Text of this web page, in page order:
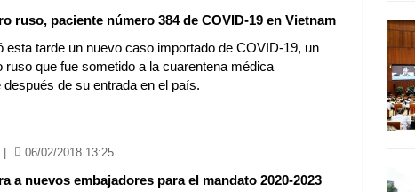
ruso, paciente número 384 de COVID-19 en Vietnam
esta tarde un nuevo caso importado de COVID-19, un
ruso que fue sometido a la cuarentena médica
después de su entrada en el país.
06/02/2018 13:25
a nuevos embajadores para el mandato 2020-2023